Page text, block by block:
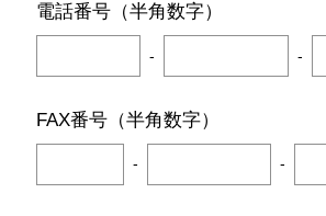
電話番号（半角数字）
- -
FAX番号（半角数字）
- -